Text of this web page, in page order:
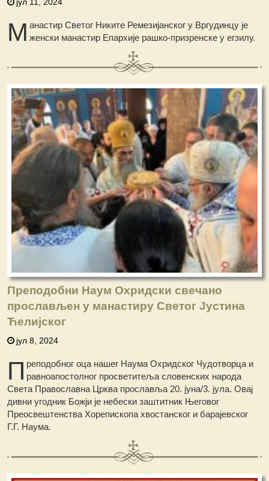
М анастир Светог Никите Ремезијанског у Вргудинцу је
женски манастир Епархије рашко-призренске у егзилу.
Преподобни Наум Охридски свечано
прослављен у манастиру Светог Јустина
Ћелијског
јул 8, 2024
П реподобног оца нашег Наума Охридског Чудотворца и
равноапостолног просветитеља словенских народа
Света Православна Црква прославља 20. јуна/3. јула. Овај
дивни угодник Божји је небески заштитник Његовог
Преосвештенства Хорепископа хвостанског и барајевског
Г.Г. Наума.